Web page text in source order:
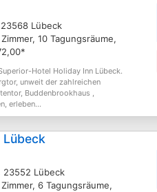
Lübeck
10 Tagungsräume,
Hotel Holiday Inn Lübeck.
unweit der zahlreichen
Buddenbrookhaus ,
erleben...
Lübeck
23552 Lübeck
6 Tagungsräume,